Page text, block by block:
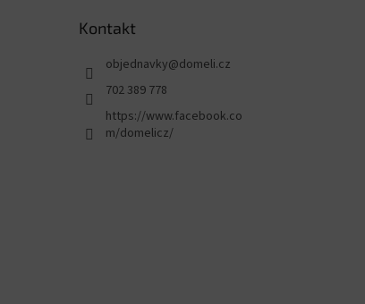
Kontakt
objednavky@domeli.cz
702 389 778
https://www.facebook.co
m/domelicz/